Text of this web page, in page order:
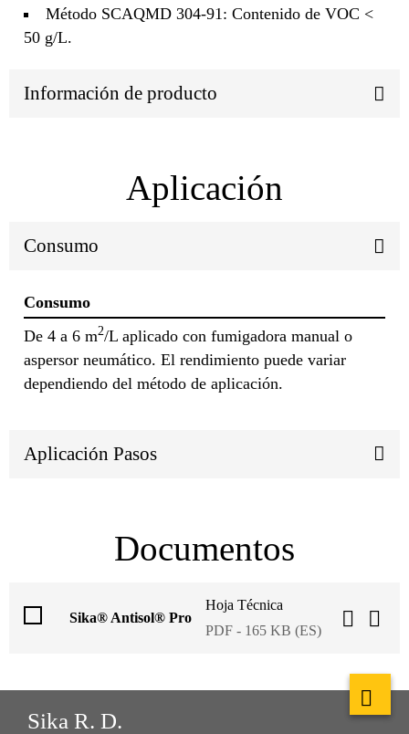
Método SCAQMD 304-91: Contenido de VOC <
50 g/L.
Información de producto
Aplicación
Consumo
Consumo
De 4 a 6 m2/L aplicado con fumigadora manual o
aspersor neumático. El rendimiento puede variar
dependiendo del método de aplicación.
Aplicación Pasos
Documentos
Sika® Antisol® Pro
Hoja Técnica
PDF - 165 KB (ES)
Sika R. D.